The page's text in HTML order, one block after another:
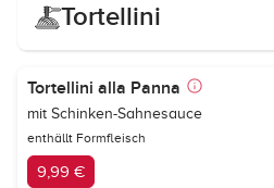
Tortellini
Tortellini alla Panna
mit Schinken-Sahnesauce
enthällt Formfleisch
9,99 €